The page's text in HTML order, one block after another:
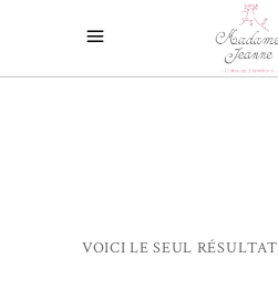
VOICI LE SEUL RÉSULTAT